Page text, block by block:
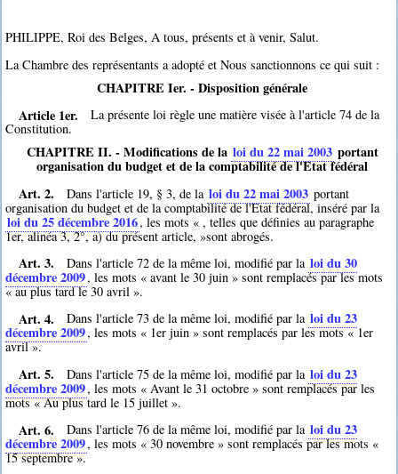
PHILIPPE, Roi des Belges, A tous, présents et à venir, Salut.
La Chambre des représentants a adopté et Nous sanctionnons ce qui suit :
CHAPITRE Ier. - Disposition générale
Article 1er.
La présente loi règle une matière visée à l'article 74 de la
Constitution.
CHAPITRE II. - Modifications de la loi du 22 mai 2003 portant
organisation du budget et de la comptabilité de l'Etat fédéral
Art. 2.
Dans l'article 19, § 3, de la loi du 22 mai 2003 portant
organisation du budget et de la comptabilité de l'Etat fédéral, inséré par la
loi du 25 décembre 2016, les mots « , telles que définies au paragraphe
1er, alinéa 3, 2°, a) du présent article, »sont abrogés.
Art. 3. Dans l'article 72 de la même loi, modifié par la loi du 30
décembre 2009, les mots « avant le 30 juin » sont remplacés par les mots
« au plus tard le 30 avril ».
Art. 4. Dans l'article 73 de la même loi, modifié par la loi du 23
décembre 2009, les mots « 1er juin » sont remplacés par les mots « 1er
avril ».
Art. 5. Dans l'article 75 de la même loi, modifié par la loi du 23
décembre 2009, les mots « Avant le 31 octobre » sont remplacés par les
mots « Au plus tard le 15 juillet ».
Art. 6. Dans l'article 76 de la même loi, modifié par la loi du 23
décembre 2009, les mots « 30 novembre » sont remplacés par les mots «
15 septembre ».